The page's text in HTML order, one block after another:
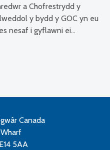
a Chofrestrydd y
y bydd y GOC yn eu
nesaf i gyflawni ei
Canada
5AA